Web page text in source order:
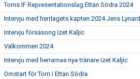
Torns IF Representationslag Ettan Södra 2024
Intervju med herrlagets kapten 2024 Jens Lynard
Intervju försäsong Izet Kaljic
Välkommen 2024
Intervju med herrarnas nya tränare Izet Kaljic
Omstart för Torn i Ettan Södra